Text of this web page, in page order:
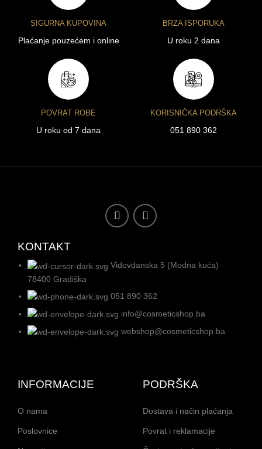
SIGURNA KUPOVINA
Plaćanje pouzećem i online
BRZA ISPORUKA
U roku 2 dana
POVRAT ROBE
U roku od 7 dana
KORISNIČKA PODRŠKA
051 890 362
KONTAKT
Vidovdanska 5 (Modna kuća)
78400 Gradiška
051 890 362
info@cosmeticshop.ba
webshop@cosmeticshop.ba
INFORMACIJE
O nama
Poslovnice
PODRŠKA
Dostava i način plaćanja
Povrat i reklamacije